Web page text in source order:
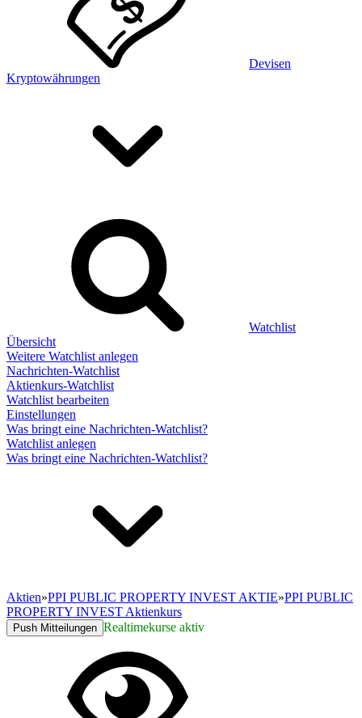
Devisen
Kryptowährungen
Watchlist
Übersicht
Weitere Watchlist anlegen
Nachrichten-Watchlist
Aktienkurs-Watchlist
Watchlist bearbeiten
Einstellungen
Was bringt eine Nachrichten-Watchlist?
Watchlist anlegen
Was bringt eine Nachrichten-Watchlist?
Aktien»PPI PUBLIC PROPERTY INVEST AKTIE»PPI PUBLIC
PROPERTY INVEST Aktienkurs
Push Mitteilungen Realtimekurse aktiv